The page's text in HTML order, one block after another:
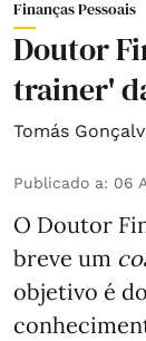
Finanças Pessoais
Doutor
trainer'
Tomás
Publicado a: 06
O Doutor
breve um
objetivo é